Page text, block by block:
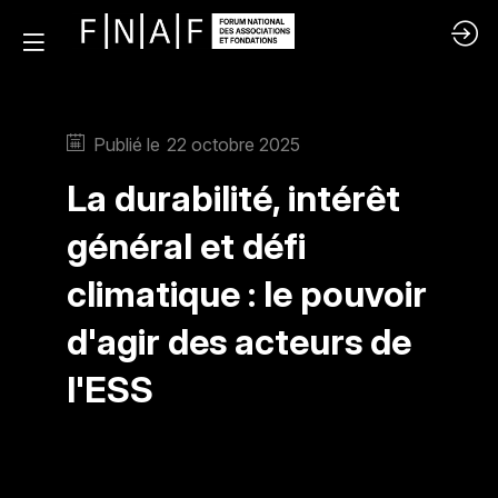
Publié le 22 octobre 2025
La durabilité, intérêt
général et défi
climatique : le pouvoir
d'agir des acteurs de
l'ESS